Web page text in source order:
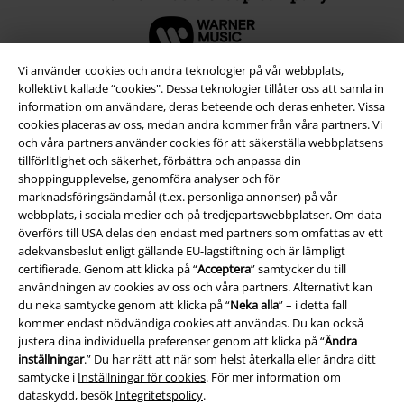
Vi använder cookies och andra teknologier på vår webbplats,
kollektivt kallade “cookies". Dessa teknologier tillåter oss att samla in
information om användare, deras beteende och deras enheter. Vissa
cookies placeras av oss, medan andra kommer från våra partners. Vi
och våra partners använder cookies för att säkerställa webbplatsens
tillförlitlighet och säkerhet, förbättra och anpassa din
shoppingupplevelse, genomföra analyser och för
marknadsföringsändamål (t.ex. personliga annonser) på vår
webbplats, i sociala medier och på tredjepartswebbplatser. Om data
överförs till USA delas den endast med partners som omfattas av ett
adekvansbeslut enligt gällande EU-lagstiftning och är lämpligt
certifierade. Genom att klicka på “Acceptera” samtycker du till
användningen av cookies av oss och våra partners. Alternativt kan
du neka samtycke genom att klicka på “Neka alla” – i detta fall
kommer endast nödvändiga cookies att användas. Du kan också
justera dina individuella preferenser genom att klicka på “Ändra
inställningar.” Du har rätt att när som helst återkalla eller ändra ditt
samtycke i Inställningar för cookies. För mer information om
dataskydd, besök Integritetspolicy.
Juridisk information/Villkor
Villkor
Om oss
Ladda ner villkoren